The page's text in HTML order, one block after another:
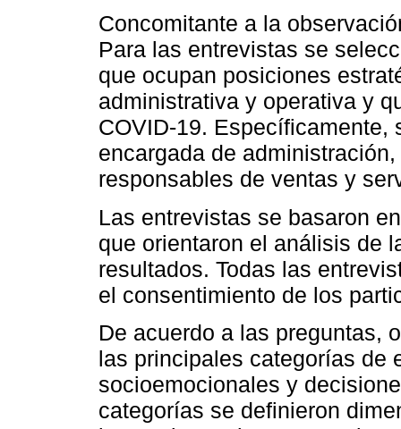
Concomitante a la
Para las entrevistas se
que ocupan posiciones
administrativa y operativa y
COVID-19. Específicamente,
encargada de
responsables de ventas y
Las entrevistas se basaron
que orientaron el análisis de
resultados. Todas las
el consentimiento de los
De acuerdo a las preguntas,
las principales categorías de
socioemocionales y
categorías se definieron